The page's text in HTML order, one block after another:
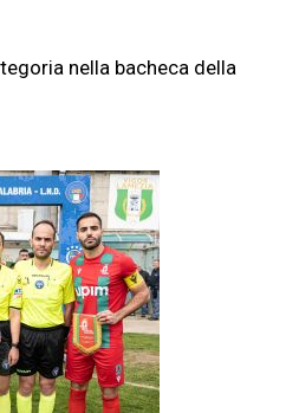
nella bacheca della